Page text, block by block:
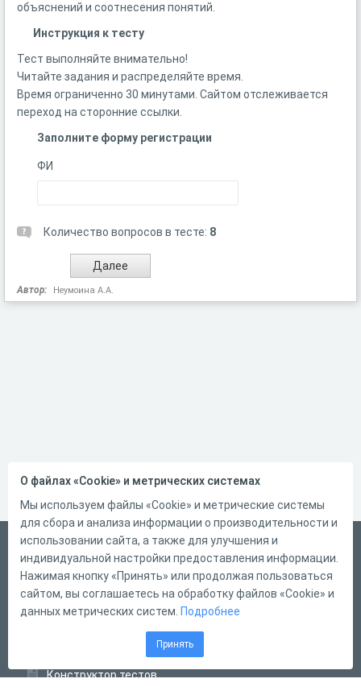
объяснений и соотнесения понятий.
Инструкция к тесту
Тест выполняйте внимательно!
Читайте задания и распределяйте время.
Время ограниченно 30 минутами. Сайтом отслеживается
переход на сторонние ссылки.
Заполните форму регистрации
ФИ
Количество вопросов в тесте: 8
Автор: Неумоина А.А.
Русский
Справка
Форма обратной связи
Конструктор тестов
О файлах «Cookie» и метрических системах
Мы используем файлы «Cookie» и метрические системы
для сбора и анализа информации о производительности и
использовании сайта, а также для улучшения и
индивидуальной настройки предоставления информации.
Нажимая кнопку «Принять» или продолжая пользоваться
сайтом, вы соглашаетесь на обработку файлов «Cookie» и
данных метрических систем. Подробнее
Принять